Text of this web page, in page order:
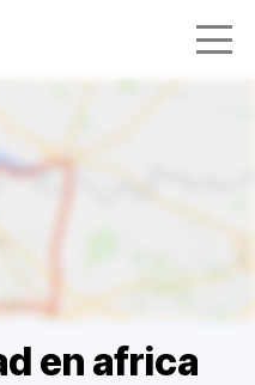
en africa